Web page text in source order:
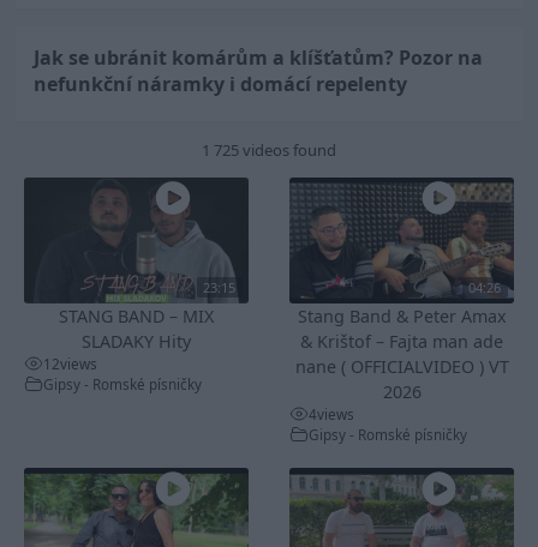
Jak se ubránit komárům a klíšťatům? Pozor na
nefunkční náramky i domácí repelenty
1 725 videos found
23:15
STANG BAND – MIX
SLADAKY Hity
12views
Gipsy - Romské písničky
04:26
Stang Band & Peter Amax
& Krištof – Fajta man ade
nane ( OFFICIALVIDEO ) VT
2026
4views
Gipsy - Romské písničky